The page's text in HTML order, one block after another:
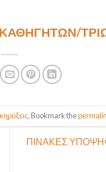
. Bookmark the
ΠΙΝΑΚΕΣ